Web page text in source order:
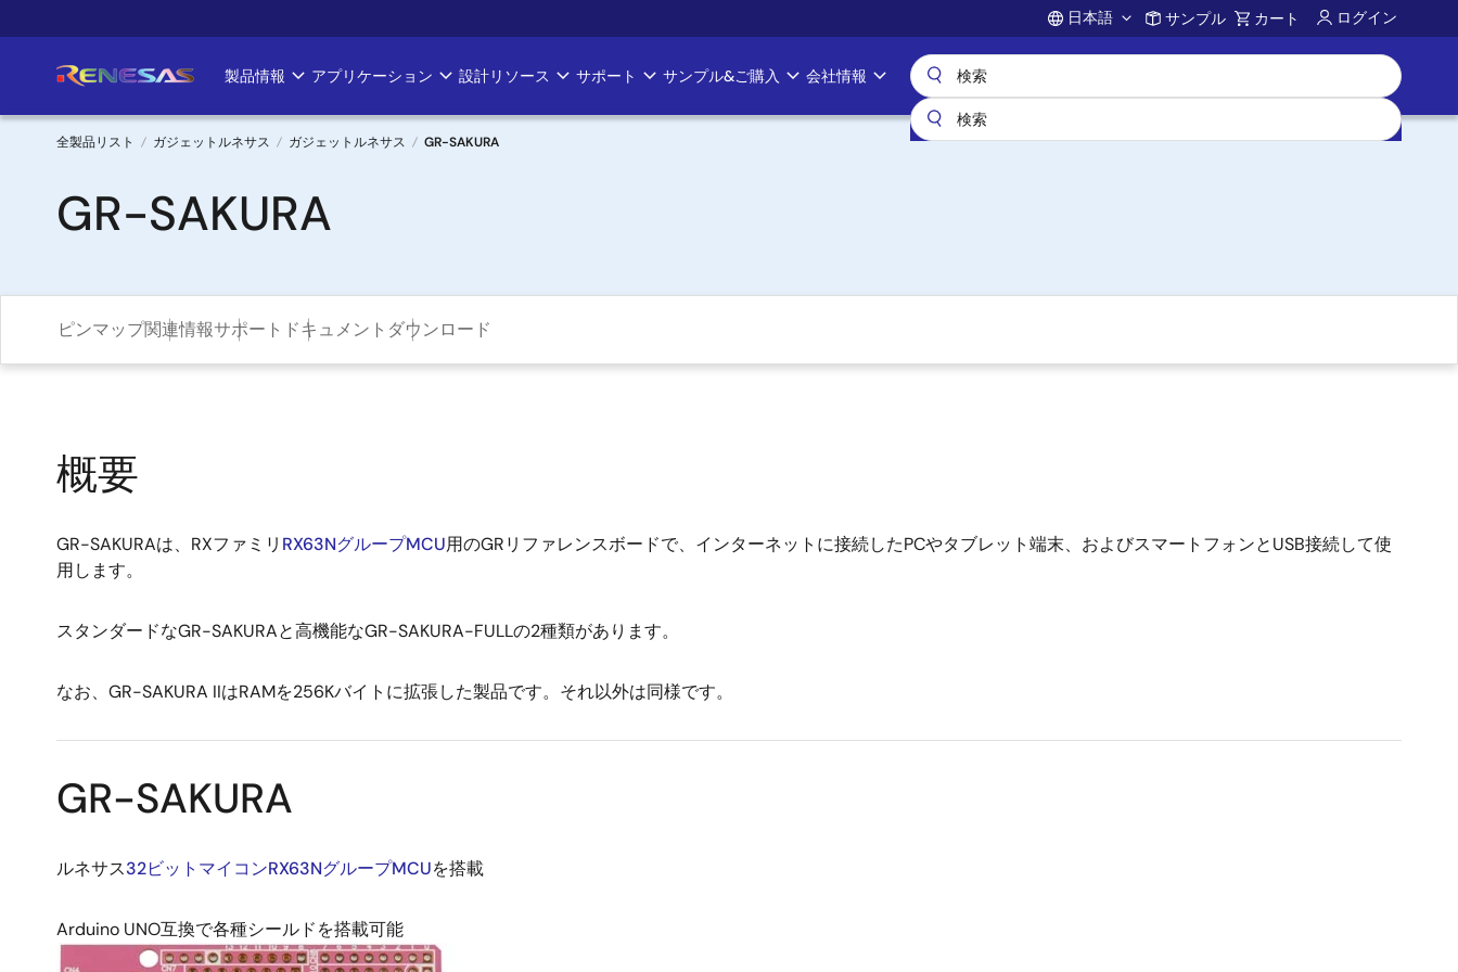
イ
ン
Account
日本語 サンプル カート ログイン
Main
navigation
製品情報 アプリケーション 設計リソース サポート サンプル&ご購入 会社情報
パ
ン
く
ず
全製品リスト ガジェットルネサス ガジェットルネサス GR-SAKURA
GR-SAKURA
ピンマップ関連情報サポート ドキュメント ダウンロード
概要
GR-SAKURAは、RXファミリ RX63NグループMCU用のGRリファレンスボードで、インターネットに接続したPCやタブレット端末、およびスマートフォンとUSB接続して使
用します。
スタンダードなGR-SAKURAと高機能なGR-SAKURA-FULLの2種類があります。
なお、GR-SAKURA IIはRAMを256Kバイトに拡張した製品です。それ以外は同様です。
GR-SAKURA
ルネサス32ビットマイコンRX63NグループMCUを搭載
Arduino UNO互換で各種シールドを搭載可能